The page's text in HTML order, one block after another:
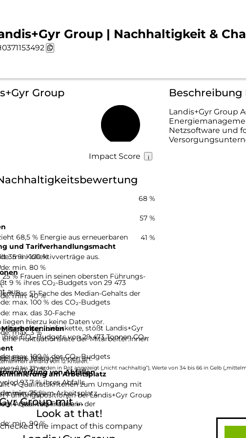
Group | Nachhaltigkeit &
Group
Impact Score
Beschreibung
Landis+Gyr Group
Netzsoftware und
68 %
68,5 % Energie aus erneuerbaren
min. 100 %
9 % ihres CO₂-Budgets von 29 473
aus.
max. 100 % des CO₂-Budgets
gesamten Lieferkette, stößt Landis+Gyr
CO₂-Budgets von 29 473 Tonnen CO₂-
max. 100 % des CO₂-Budgets
von Abfällen
93,7 % ihres Abfalls.
min. 75 %
57 %
und Tarifverhandlungsmacht
35 % Kollektivverträge aus.
min. 80 %
das 51-Fache des Median-Gehalts der
max. das 30-Fache
eine Fluktuationsrate der Mitarbeiter:innen
max. 10 %
am Arbeitsplatz
4 Qualitätskriterien zum Umgang mit
am Arbeitsplatz.
4 Qualitätskriterien
41 %
% Frauen in seinen obersten Führungs-
min. 40 %
liegen hierzu keine Daten vor.
max. 3 %
18,8 % Managerinnen an.
min. 40 %
Führungspositionen bei Landis+Gyr Group
Anteil von Frauen in der
min. 90 %
anhand von 12 Kriteren.
von 0 bis 33 werden in Rot angezeigt („nicht nachhaltig“), Werte von 34 bis 66 in Gelb
Look at that!
the impact of this company
Group mit ...